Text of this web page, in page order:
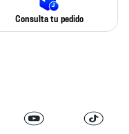
Consulta tu pedido